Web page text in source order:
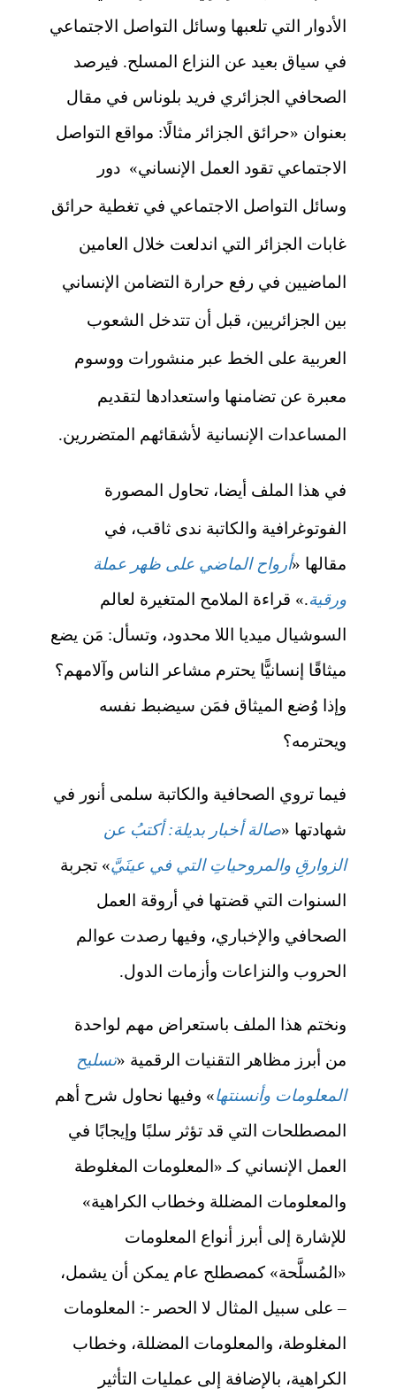
الأدوار التي تلعبها وسائل التواصل الاجتماعي
في سياق بعيد عن النزاع المسلح. فيرصد
الصحافي الجزائري فريد بلوناس في مقال
بعنوان «حرائق الجزائر مثالًا: مواقع التواصل
الاجتماعي تقود العمل الإنساني» دور
وسائل التواصل الاجتماعي في تغطية حرائق
غابات الجزائر التي اندلعت خلال العامين
الماضيين في رفع حرارة التضامن الإنساني
بين الجزائريين، قبل أن تتدخل الشعوب
العربية على الخط عبر منشورات ووسوم
معبرة عن تضامنها واستعدادها لتقديم
المساعدات الإنسانية لأشقائهم المتضررين.
في هذا الملف أيضا، تحاول المصورة
الفوتوغرافية والكاتبة ندى ثاقب، في
مقالها «أرواح الماضي على ظهر عملة
ورقية.» قراءة الملامح المتغيرة لعالم
السوشيال ميديا اللا محدود، وتسأل: مَن يضع
ميثاقًا إنسانيًّا يحترم مشاعر الناس وآلامهم؟
وإذا وُضع الميثاق فمَن سيضبط نفسه
ويحترمه؟
فيما تروي الصحافية والكاتبة سلمى أنور في
شهادتها «صالة أخبار بديلة: أكتبُ عن
الزوارقِ والمروحياتِ التي في عينَيَّ» تجربة
السنوات التي قضتها في أروقة العمل
الصحافي والإخباري، وفيها رصدت عوالم
الحروب والنزاعات وأزمات الدول.
ونختم هذا الملف باستعراض مهم لواحدة
من أبرز مظاهر التقنيات الرقمية «تسليح
المعلومات وأنسنتها» وفيها نحاول شرح أهم
المصطلحات التي قد تؤثر سلبًا وإيجابًا في
العمل الإنساني كـ «المعلومات المغلوطة
والمعلومات المضللة وخطاب الكراهية»
للإشارة إلى أبرز أنواع المعلومات
«المُسلَّحة» كمصطلح عام يمكن أن يشمل،
– على سبيل المثال لا الحصر -: المعلومات
المغلوطة، والمعلومات المضللة، وخطاب
الكراهية، بالإضافة إلى عمليات التأثير